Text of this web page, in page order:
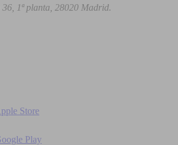
1ª planta, 28020 Madrid.
Store
Play